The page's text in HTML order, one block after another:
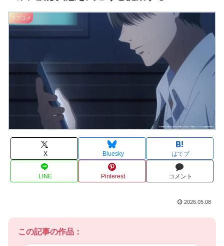
ラブコメ
X Bluesky はてブ
LINE Pinterest コメント
2026.05.08
この記事の作品：